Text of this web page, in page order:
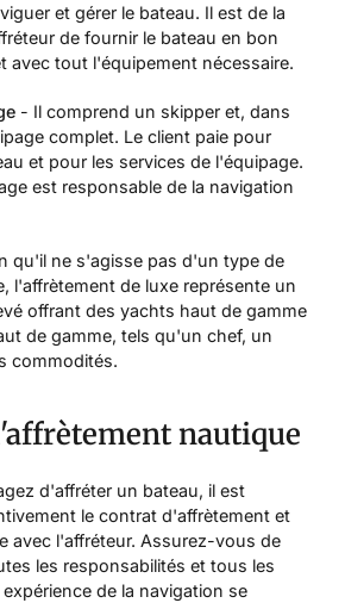
et gérer le bateau. Il est de la
de fournir le bateau en bon
avec tout l'équipement nécessaire.
- Il comprend un skipper et, dans
complet. Le client paie pour
et pour les services de l'équipage.
est responsable de la navigation
qu'il ne s'agisse pas d'un type de
l'affrètement de luxe représente un
offrant des yachts haut de gamme
de gamme, tels qu'un chef, un
commodités.
nautique
d'affréter un bateau, il est
le contrat d'affrètement et
avec l'affréteur. Assurez-vous de
les responsabilités et tous les
de la navigation se